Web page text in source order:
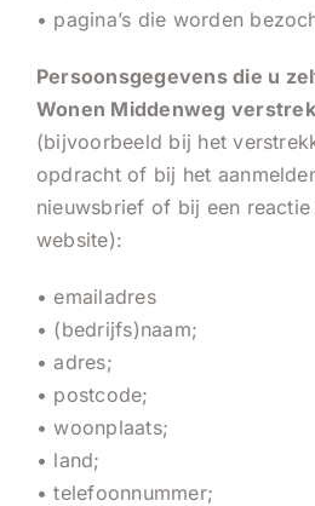
• pagina’s die worden
Persoonsgegevens die u
Wonen Middenweg
(bijvoorbeeld bij het
opdracht of bij het
nieuwsbrief of bij een
website):
• emailadres
• (bedrijfs)naam;
• adres;
• postcode;
• woonplaats;
• land;
• telefoonnummer;